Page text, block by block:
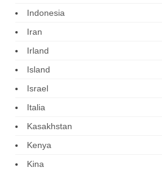
Indonesia
Iran
Irland
Island
Israel
Italia
Kasakhstan
Kenya
Kina